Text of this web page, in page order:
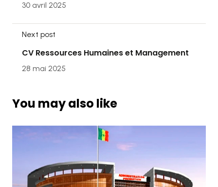
30 avril 2025
Next post
CV Ressources Humaines et Management
28 mai 2025
You may also like